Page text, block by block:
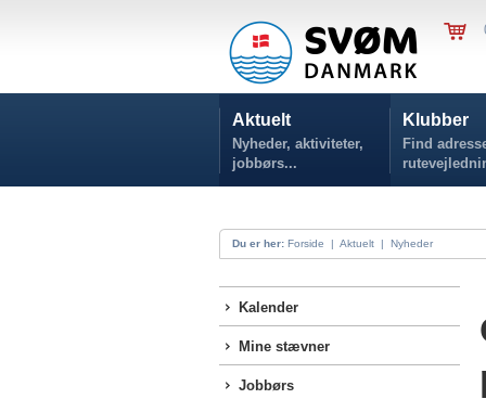
Aktuelt
Nyheder, aktiviteter,
jobbørs...
Klubber
Find
Du er her: Forside | Aktuelt | Nyheder
Kalender
Mine stævner
Jobbørs